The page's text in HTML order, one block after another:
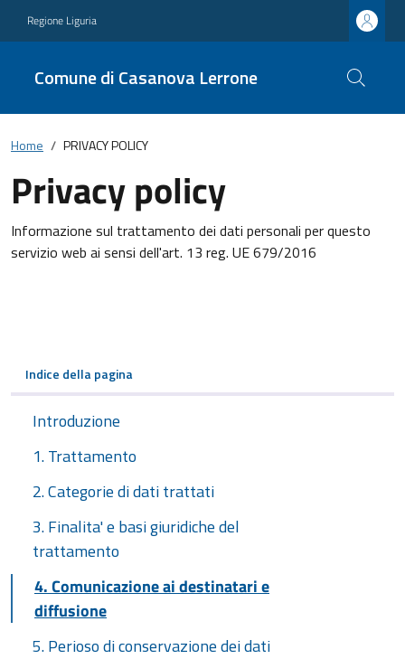
Regione Liguria
Comune di Casanova Lerrone
Home PRIVACY POLICY
Privacy policy
Informazione sul trattamento dei dati personali per questo
servizio web ai sensi dell'art. 13 reg. UE 679/2016
Indice della pagina
Introduzione
1. Trattamento
2. Categorie di dati trattati
3. Finalita' e basi giuridiche del
trattamento
4. Comunicazione ai destinatari e
diffusione
5. Perioso di conservazione dei dati